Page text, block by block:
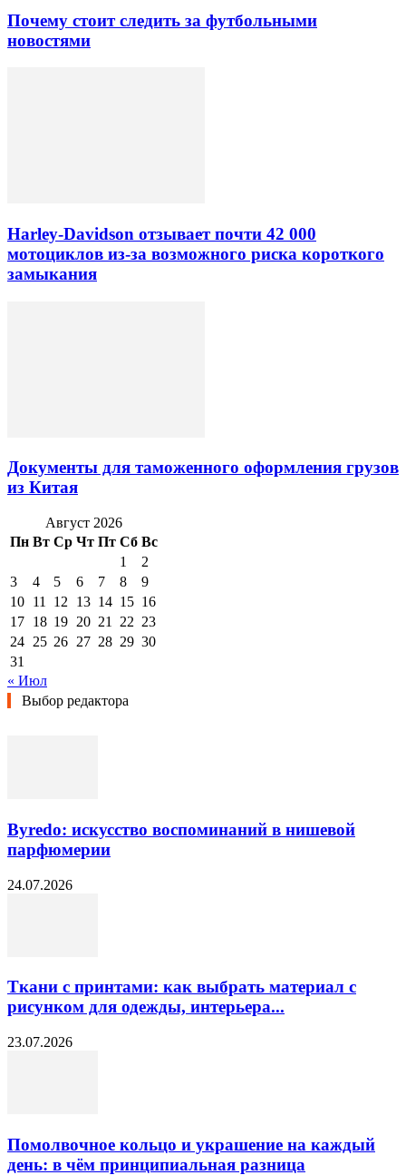
Почему стоит следить за футбольными
новостями
Harley-Davidson отзывает почти 42 000
мотоциклов из-за возможного риска короткого
замыкания
Документы для таможенного оформления грузов
из Китая
Август 2026
Пн Вт Ср Чт Пт Сб Вс
1
2
3
4 5 6 7 8
9
10 11 12 13 14 15 16
17 18 19 20 21 22 23
24 25 26 27 28 29 30
31
« Июл
Выбор редактора
Byredo: искусство воспоминаний в нишевой
парфюмерии
24.07.2026
Ткани с принтами: как выбрать материал с
рисунком для одежды, интерьера...
23.07.2026
Помолвочное кольцо и украшение на каждый
день: в чём принципиальная разница